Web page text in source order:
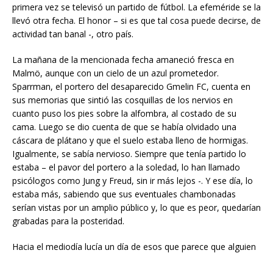
primera vez se televisó un partido de fútbol. La efeméride se la
llevó otra fecha. El honor – si es que tal cosa puede decirse, de
actividad tan banal -, otro país.
La mañana de la mencionada fecha amaneció fresca en
Malmö, aunque con un cielo de un azul prometedor.
Sparrman, el portero del desaparecido Gmelin FC, cuenta en
sus memorias que sintió las cosquillas de los nervios en
cuanto puso los pies sobre la alfombra, al costado de su
cama. Luego se dio cuenta de que se había olvidado una
cáscara de plátano y que el suelo estaba lleno de hormigas.
Igualmente, se sabía nervioso. Siempre que tenía partido lo
estaba – el pavor del portero a la soledad, lo han llamado
psicólogos como Jung y Freud, sin ir más lejos -. Y ese día, lo
estaba más, sabiendo que sus eventuales chambonadas
serían vistas por un amplio público y, lo que es peor, quedarían
grabadas para la posteridad.
Hacia el mediodía lucía un día de esos que parece que alguien